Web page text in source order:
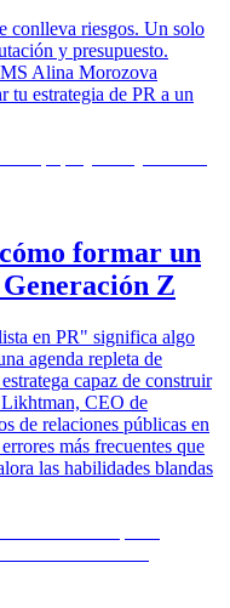
conlleva riesgos. Un solo
y presupuesto.
Alina Morozova
tu estrategia de PR a un
formar un
Z
en PR" significa algo
agenda repleta de
capaz de construir
CEO de
de relaciones públicas en
más frecuentes que
las habilidades blandas